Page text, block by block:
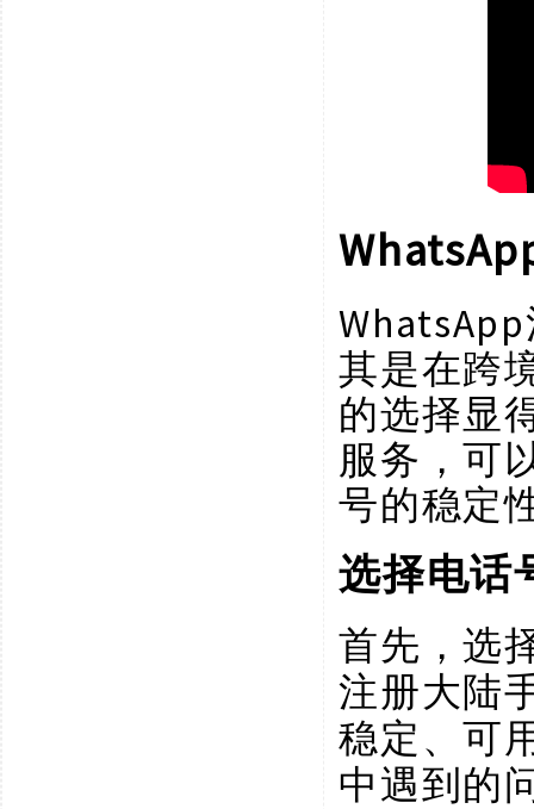
其是在跨
的选择显
服务，可
号的稳定
选择电话
首先，选
注册大陆
稳定、可
中遇到的